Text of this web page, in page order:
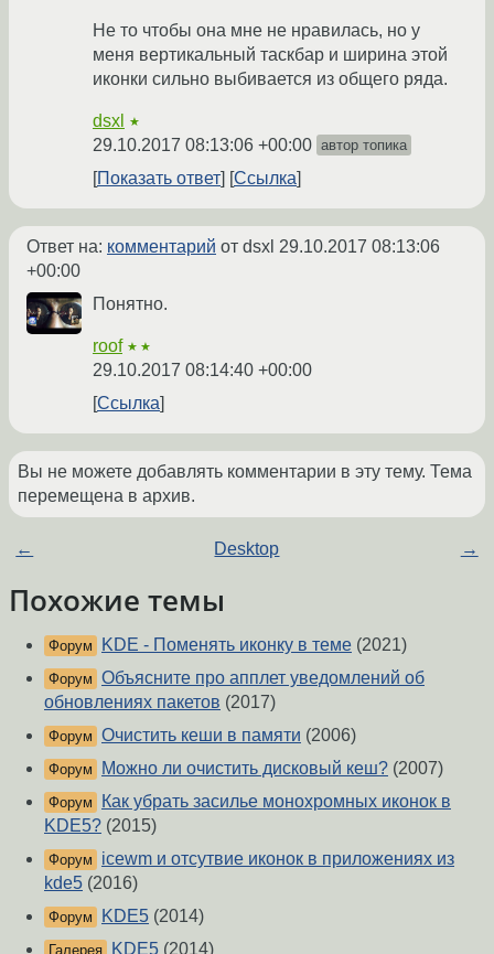
Не то чтобы она мне не нравилась, но у
меня вертикальный таскбар и ширина этой
иконки сильно выбивается из общего ряда.
dsxl ★
29.10.2017 08:13:06 +00:00 автор топика
Показать ответ Ссылка
Ответ на: комментарий от dsxl 29.10.2017 08:13:06
+00:00
Понятно.
roof ★★
29.10.2017 08:14:40 +00:00
Ссылка
Вы не можете добавлять комментарии в эту тему. Тема
перемещена в архив.
← Desktop →
Похожие темы
Форум KDE - Поменять иконку в теме (2021)
Форум Объясните про апплет уведомлений об
обновлениях пакетов (2017)
Форум Очистить кеши в памяти (2006)
Форум Можно ли очистить дисковый кеш? (2007)
Форум
Как убрать засилье монохромных иконок в
KDE5? (2015)
Форум
icewm и отсутвие иконок в приложениях из
kde5 (2016)
Форум KDE5 (2014)
Галерея KDE5 (2014)